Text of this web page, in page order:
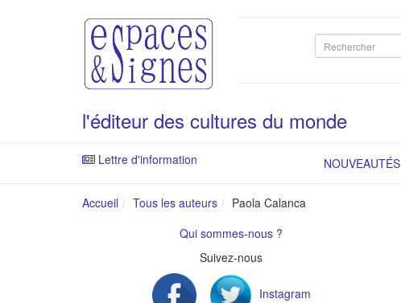
Rechercher
sur
l'éditeur des cultures du monde
Lettre d'information NOUVEAUTÉS
Accueil Tous les auteurs
Paola Calanca
Qui sommes-nous ?
Suivez-nous
Instagram